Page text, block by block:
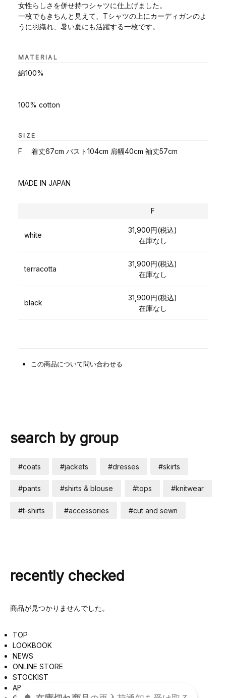
女性らしさを併せ持つシャツに仕上げました。
一枚でもきちんと見えて、Tシャツの上にカーディガンのよ
うに羽織れ、暑い夏にも活躍する一枚です。
MATERIAL
綿100%
100% cotton
SIZE
F 着丈67cm バスト104cm 肩幅40cm 袖丈57cm
MADE IN JAPAN
F
white
31,900円(税込)
在庫なし
terracotta
31,900円(税込)
在庫なし
black
31,900円(税込)
在庫なし
この商品について問い合わせる
search by group
#coats #jackets #dresses #skirts
#pants #shirts & blouse #tops #knitwear
#t-shirts #accessories #cut and sewn
recently checked
商品が見つかりませんでした。
TOP
LOOKBOOK
NEWS
ONLINE STORE
STOCKIST
ABOUT